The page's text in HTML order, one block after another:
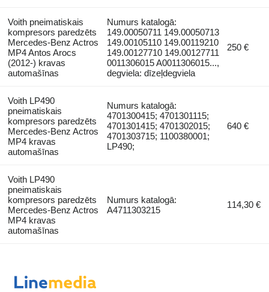
Voith pneimatiskais
kompresors paredzēts
Mercedes-Benz Actros
MP4 Antos Arocs
(2012-) kravas
automašīnas
Numurs katalogā:
149.00050711 149.00050713
149.00105110 149.00119210
149.00127710 149.00127711
0011306015 A0011306015...,
degviela: dīzeļdegviela
250 €
Voith LP490
pneimatiskais
kompresors paredzēts
Mercedes-Benz Actros
MP4 kravas
automašīnas
Numurs katalogā:
4701300415; 4701301115;
4701301415; 4701302015;
4701303715; 1100380001;
LP490;
640 €
Voith LP490
pneimatiskais
kompresors paredzēts
Mercedes-Benz Actros
MP4 kravas
automašīnas
Numurs katalogā:
A4711303215
114,30 €